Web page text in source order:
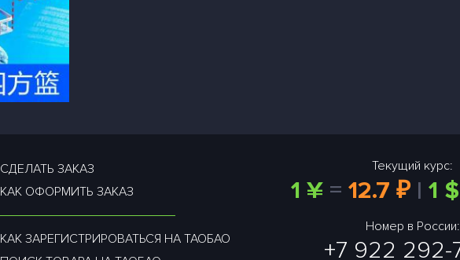
СДЕЛАТЬ ЗАКАЗ
КАК ОФОРМИТЬ ЗАКАЗ
КАК ЗАРЕГИСТРИРОВАТЬСЯ НА ТАОБАО
Текущий курс:
1 ¥ = 12.7 ₽ | 1 $
Номер в России:
+7 922 292-